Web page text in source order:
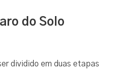
do Solo
dividido em duas etapas